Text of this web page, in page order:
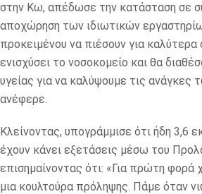
στην Κω, απέδωσε την κατάσταση σε
αποχώρηση των ιδιωτικών
προκειμένου να πιέσουν για καλύτερα
ενισχύσει το νοσοκομείο και θα
υγείας για να καλύψουμε τις ανάγκες
ανέφερε.
Κλείνοντας, υπογράμμισε ότι ήδη 3,6
έχουν κάνει εξετάσεις μέσω του
επισημαίνοντας ότι: «Για πρώτη φορά
μια κουλτούρα πρόληψης. Πάμε όταν